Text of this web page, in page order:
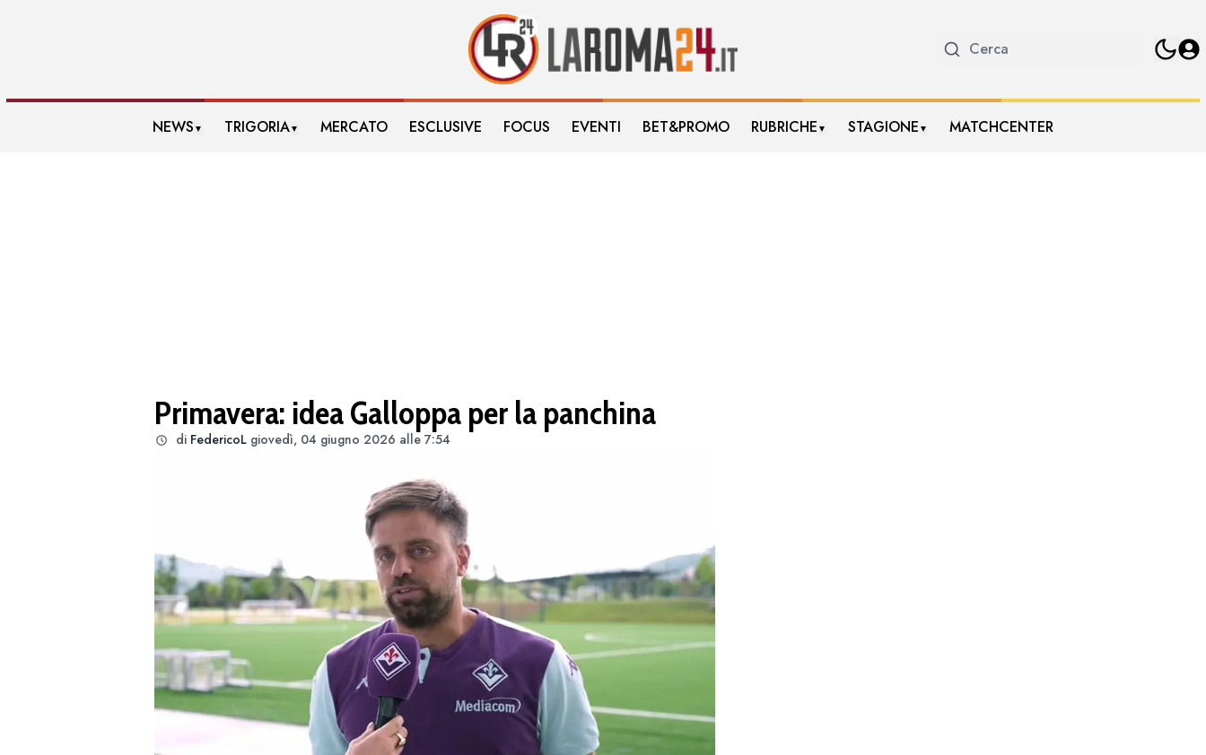
NEWS ▼ TRIGORIA▼ MERCATO ESCLUSIVE FOCUS EVENTI BET&PROMO RUBRICHE ▼ STAGIONE ▼ MATCHCENTER
Primavera: idea Galloppa per la panchina
di FedericoL giovedì, 04 giugno 2026 alle 7:54